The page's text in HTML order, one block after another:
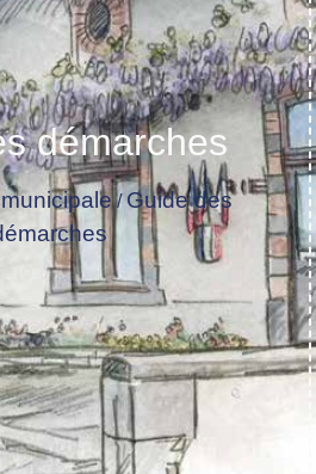
démarches
/Guide des